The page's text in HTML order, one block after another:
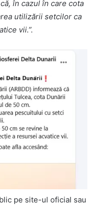
în cazul în care cota
utilizării setcilor ca
vii.”.
pe site-ul oficial sau